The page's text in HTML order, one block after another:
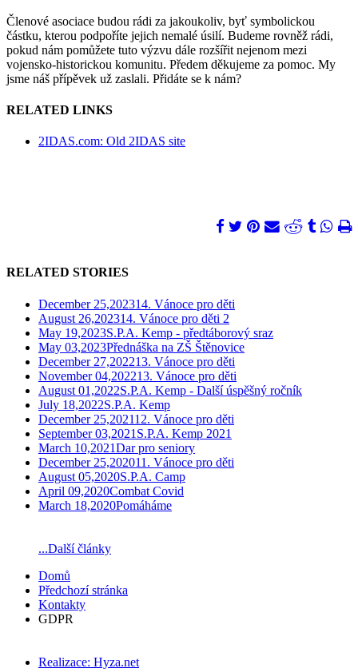
Členové asociace budou rádi za jakoukoliv, byť symbolickou
částku, kterou podpoříte jejich nemalé úsilí. Budeme rovněž rádi,
pokud nám pomůžete tuto výzvu dále rozšířit nejenom mezi
vojensko-historickou komunitu. Předem děkujeme za pomoc. My
jsme náš přípěvek už zaslali. Přidáte se k nám?
RELATED LINKS
2IDAS.com: Old 2IDAS site
RELATED STORIES
December 25,202314. Vánoce pro děti
August 26,202314. Vánoce pro děti 2
May 19,2023S.P.A. Kemp - předtáborový sraz
May 03,2023Přednáška na ZŠ Štěnovice
December 27,202213. Vánoce pro děti
November 04,202213. Vánoce pro děti
August 01,2022S.P.A. Kemp - Další úspěšný ročník
July 18,2022S.P.A. Kemp
December 25,202112. Vánoce pro děti
September 03,2021 S.P.A. Kemp 2021
March 10,2021Dar pro seniory
December 25,202011. Vánoce pro děti
August 05,2020S.P.A. Camp
April 09,2020Combat Covid
March 18,2020Pomáháme
...Další články
Domů
Předchozí stránka
Kontakty
GDPR
Realizace: Hyza.net